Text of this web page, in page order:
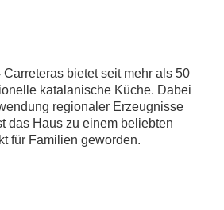
Carreteras bietet seit mehr als 50
katalanische Küche. Dabei
regionaler Erzeugnisse
das Haus zu einem beliebten
für Familien geworden.